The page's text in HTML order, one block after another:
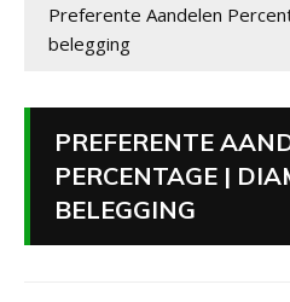
Preferente Aandelen
belegging
PREFERENTE
PERCENTAGE |
BELEGGING